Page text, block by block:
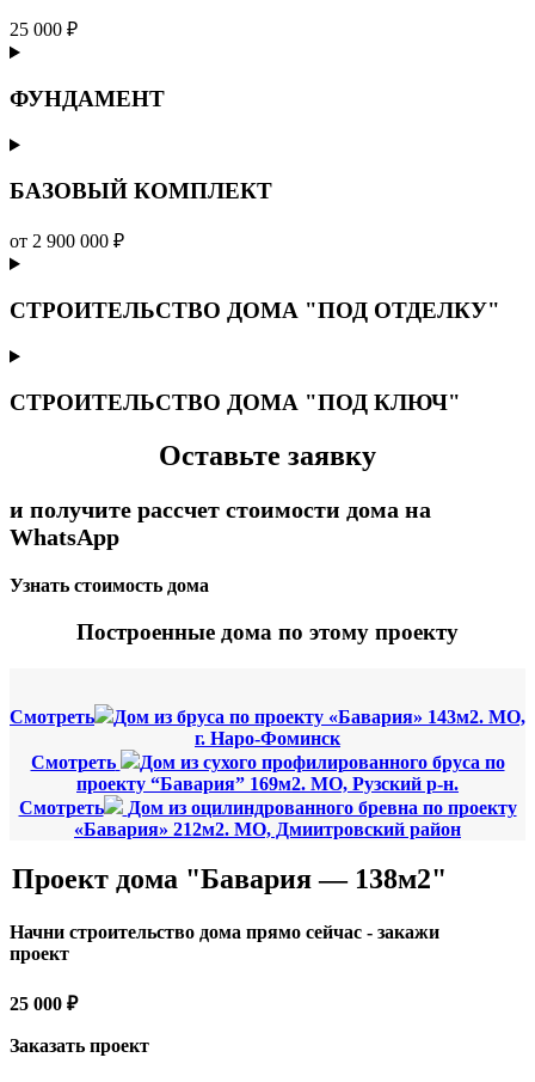
25 000 ₽
ФУНДАМЕНТ
БАЗОВЫЙ КОМПЛЕКТ
от 2 900 000 ₽
СТРОИТЕЛЬСТВО ДОМА "ПОД ОТДЕЛКУ"
СТРОИТЕЛЬСТВО ДОМА "ПОД КЛЮЧ"
Оставьте заявку
и получите рассчет стоимости дома на
WhatsApp
Узнать стоимость дома
Построенные дома по этому проекту
Смотреть
Дом из бруса по проекту «Бавария» 143м2. МО,
г. Наро-Фоминск
Смотреть
Дом из сухого профилированного бруса по
проекту “Бавария” 169м2. МО, Рузский р-н.
Смотреть
Дом из оцилиндрованного бревна по проекту
«Бавария» 212м2. МО, Дмиитровский район
Проект дома "Бавария — 138м2"
Начни строительство дома прямо сейчас - закажи
проект
25 000 ₽
Заказать проект